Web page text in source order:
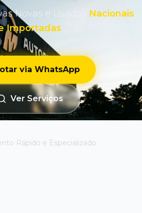
Novas e Usadas Nacionais
Importadas
via WhatsApp
Ver Serviços
Rápido e Especializado